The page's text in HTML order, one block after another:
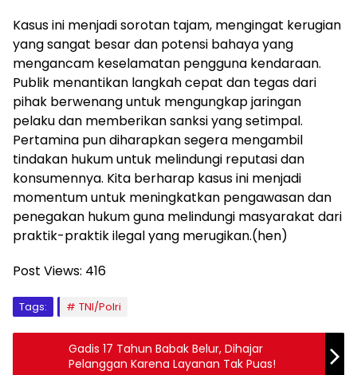
Kasus ini menjadi sorotan tajam, mengingat kerugian
yang sangat besar dan potensi bahaya yang
mengancam keselamatan pengguna kendaraan.
Publik menantikan langkah cepat dan tegas dari
pihak berwenang untuk mengungkap jaringan
pelaku dan memberikan sanksi yang setimpal.
Pertamina pun diharapkan segera mengambil
tindakan hukum untuk melindungi reputasi dan
konsumennya. Kita berharap kasus ini menjadi
momentum untuk meningkatkan pengawasan dan
penegakan hukum guna melindungi masyarakat dari
praktik-praktik ilegal yang merugikan.(hen)
Post Views: 416
Tags: TNI/Polri
Gadis 17 Tahun Babak Belur, Dihajar
Pelanggan Karena Layanan Tak Puas!